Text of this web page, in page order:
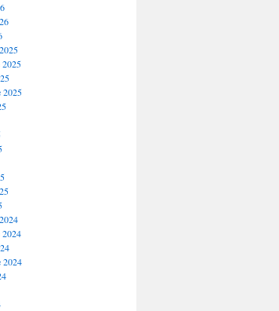
2025
2025
2024
2024